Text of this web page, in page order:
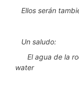
Ellos serán
Un saludo:
El agua de la
water